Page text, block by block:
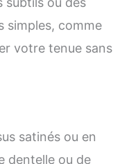
simples, comme
votre tenue sans
satinés ou en
dentelle ou de